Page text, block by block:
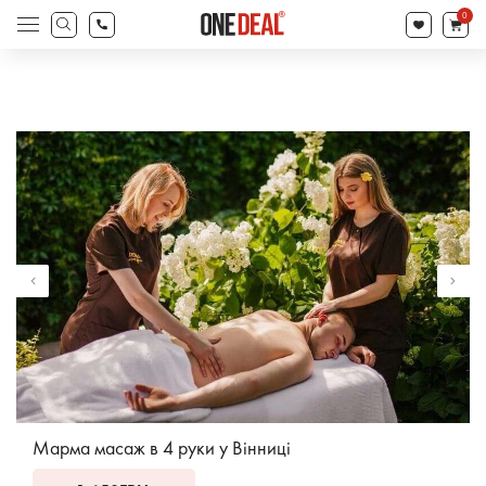
search
Products
search
0
Марма масаж в 4 руки у Вінниці